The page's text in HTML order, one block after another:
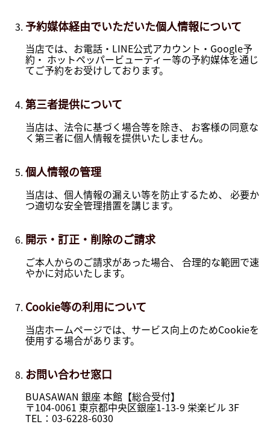
予約媒体経由でいただいた個人情報について
当店では、お電話・LINE公式アカウント・Google予
約・ ホットペッパービューティー等の予約媒体を通じ
てご予約をお受けしております。
第三者提供について
当店は、法令に基づく場合等を除き、 お客様の同意な
く第三者に個人情報を提供いたしません。
個人情報の管理
当店は、個人情報の漏えい等を防止するため、 必要か
つ適切な安全管理措置を講じます。
開示・訂正・削除のご請求
ご本人からのご請求があった場合、 合理的な範囲で速
やかに対応いたします。
Cookie等の利用について
当店ホームページでは、サービス向上のためCookieを
使用する場合があります。
お問い合わせ窓口
BUASAWAN 銀座 本館【総合受付】
〒104-0061 東京都中央区銀座1-13-9 栄楽ビル 3F
TEL：03-6228-6030